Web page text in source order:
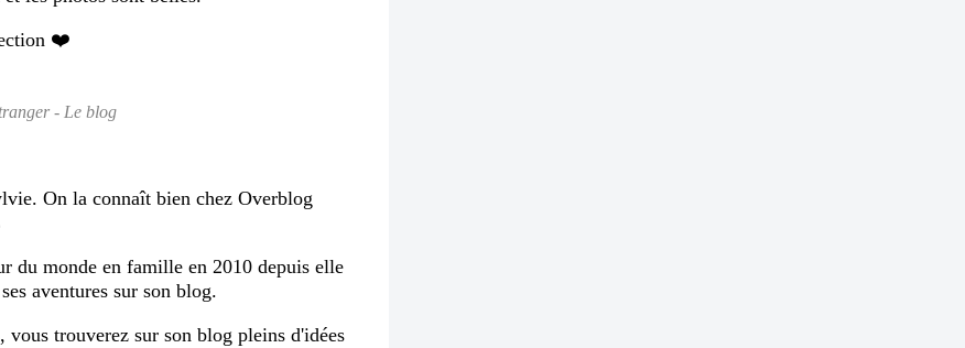
❤️
- Le blog
On la connaît bien chez Overblog
du monde en famille en 2010 depuis elle
aventures sur son blog.
trouverez sur son blog pleins d'idées